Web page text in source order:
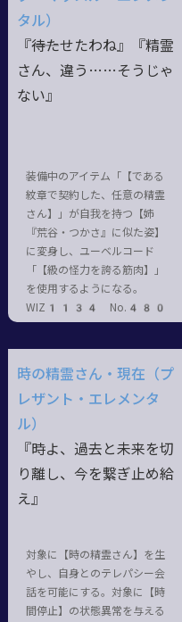
タル）
『――待たせたわね』『精霊
さん、違う……そうじゃ
ない』
装備中のアイテム「【である
紋章で契約した、任意の精霊
さん】」が自我を持つ【姉
『荒谷・つかさ』に似た姿】
に変身し、ユーベルコード
「【級の怪力を誇る筋肉】」
を使用するようになる。
WIZ1134 No.480
時の精霊さん・現在（プ
レザント・エレメンタ
ル）
『時よ、過去と未来を切
り離し、今を繋ぎ止め給
え』
対象に【時の精霊さん】を生
やし、自身とのテレパシー会
話を可能にする。対象に【時
間停止】の状態異常を与える